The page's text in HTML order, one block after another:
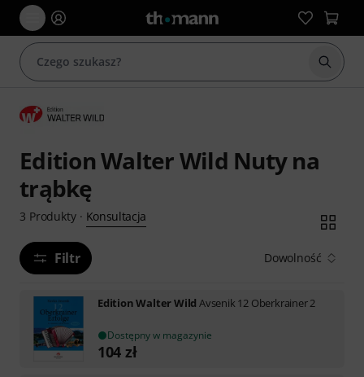
Edition Walter Wild Nuty na
trąbkę
3 Produkty· Konsultacja
Filtr Dowolność
Edition Walter Wild Avsenik 12 Oberkrainer 2
Dostępny w magazynie
104 zł